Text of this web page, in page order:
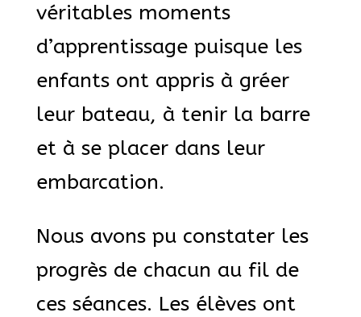
véritables moments
d’apprentissage puisque les
enfants ont appris à gréer
leur bateau, à tenir la barre
et à se placer dans leur
embarcation.
Nous avons pu constater les
progrès de chacun au fil de
ces séances. Les élèves ont